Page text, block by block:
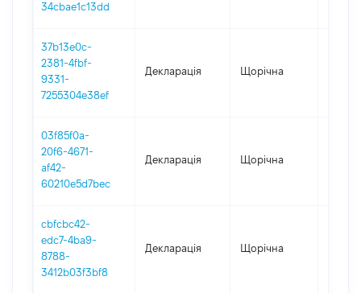
34cbae1c13dd
37b13e0c-
2381-4fbf-
9331-
7255304e38ef
Декларація Щорічна
03f85f0a-
20f6-4671-
af42-
60210e5d7bec
Декларація Щорічна
cbfcbc42-
edc7-4ba9-
8788-
3412b03f3bf8
Декларація Щорічна